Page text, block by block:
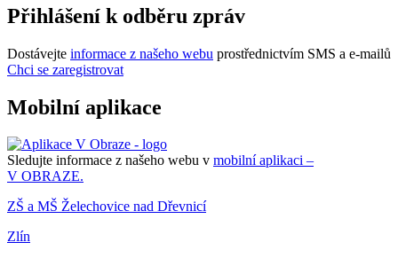
Přihlášení k odběru zpráv
Dostávejte informace z našeho webu prostřednictvím SMS a e-mailů
Chci se zaregistrovat
Mobilní aplikace
Sledujte informace z našeho webu v mobilní aplikaci –
V OBRAZE.
ZŠ a MŠ Želechovice nad Dřevnicí
Zlín